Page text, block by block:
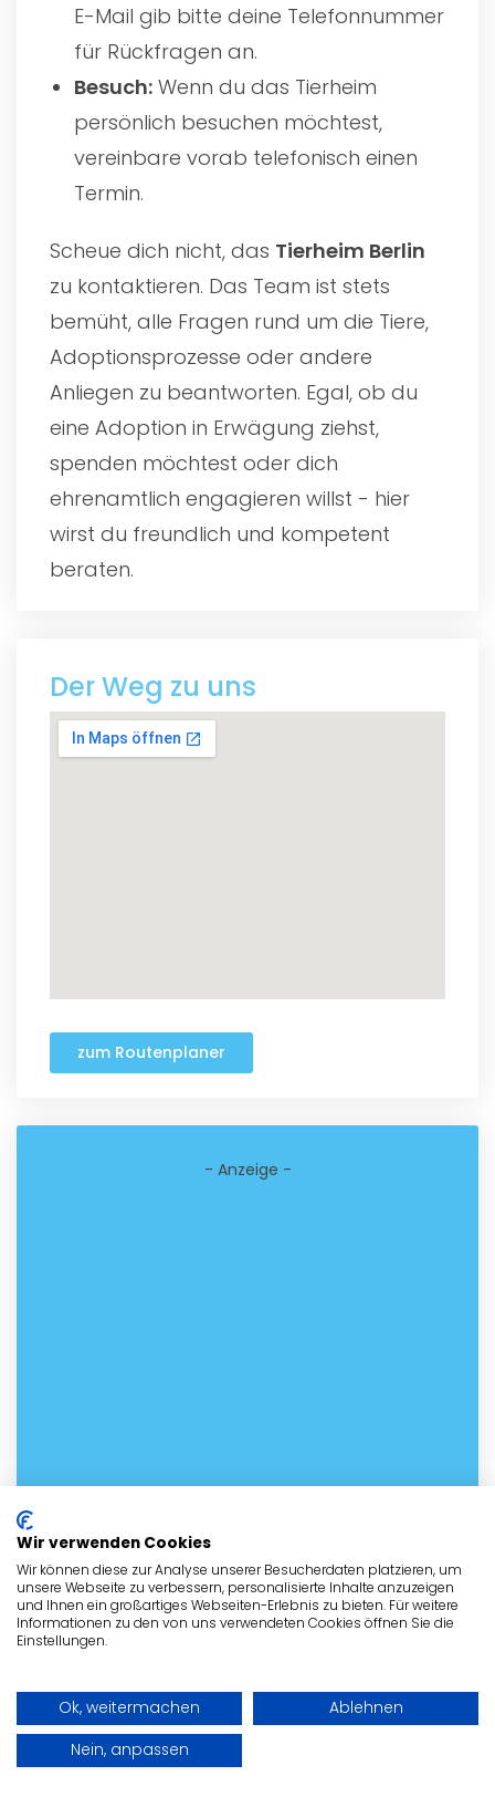
E-Mail gib bitte deine Telefonnummer
für Rückfragen an.
Besuch: Wenn du das Tierheim
persönlich besuchen möchtest,
vereinbare vorab telefonisch einen
Termin.
Scheue dich nicht, das Tierheim Berlin
zu kontaktieren. Das Team ist stets
bemüht, alle Fragen rund um die Tiere,
Adoptionsprozesse oder andere
Anliegen zu beantworten. Egal, ob du
eine Adoption in Erwägung ziehst,
spenden möchtest oder dich
ehrenamtlich engagieren willst - hier
wirst du freundlich und kompetent
beraten.
Der Weg zu uns
zum Routenplaner
- Anzeige -
Kontakt mit dem Tierheim in
Wir verwenden Cookies
Wir können diese zur Analyse unserer Besucherdaten platzieren, um
unsere Webseite zu verbessern, personalisierte Inhalte anzuzeigen
und Ihnen ein großartiges Webseiten-Erlebnis zu bieten. Für weitere
Informationen zu den von uns verwendeten Cookies öffnen Sie die
Einstellungen.
Ok, weitermachen
Ablehnen
Nein, anpassen